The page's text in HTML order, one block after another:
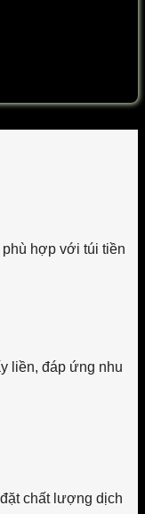
phù hợp với túi tiền
liền, đáp ứng nhu
chất lượng dịch